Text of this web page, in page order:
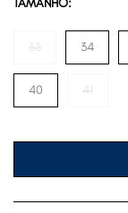
TAMANHO:
33 34
40 41